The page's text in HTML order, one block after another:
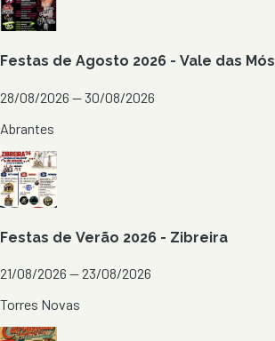
Festas de Agosto 2026 - Vale das Mós
28/08/2026 — 30/08/2026
Abrantes
Festas de Verão 2026 - Zibreira
21/08/2026 — 23/08/2026
Torres Novas